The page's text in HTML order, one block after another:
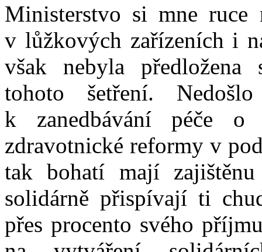
Ministerstvo si mne ruce
v lůžkových zařízeních i
však nebyla předložena
tohoto šetření.
k zanedbávání péče o
zdravotnické reformy v
tak bohatí mají
solidárně přispívají ti
přes procento svého